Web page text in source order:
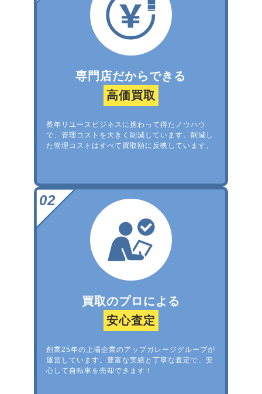
専門店だからできる
高価買取
長年リユースビジネスに携わって得たノウハウ
で、管理コストを大きく削減しています。削減し
た管理コストはすべて買取額に反映しています。
買取のプロによる
安心査定
創業25年の上場企業のアップガレージグループが
運営しています。豊富な実績と丁寧な査定で、安
心して自転車を売却できます！